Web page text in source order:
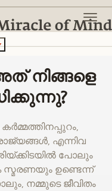
നിങ്ങളെ
എന്നിവ
പോലും
സ്മരണയും ഉണ്ടെന്ന്
നമ്മുടെ ജീവിതം